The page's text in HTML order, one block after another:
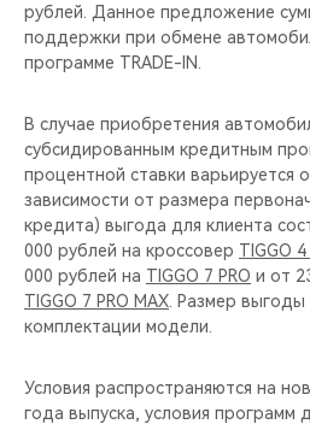
рублей. Данное предложение
поддержки при обмене
программе TRADE-IN.
В случае приобретения
субсидированным кредитным
процентной ставки варьируется
зависимости от размера
кредита) выгода для клиента
000 рублей на кроссовер TIGGO 4
000 рублей на TIGGO 7 PRO и от
TIGGO 7 PRO MAX . Размер
комплектации модели.
Условия распространяются на
года выпуска, условия программ